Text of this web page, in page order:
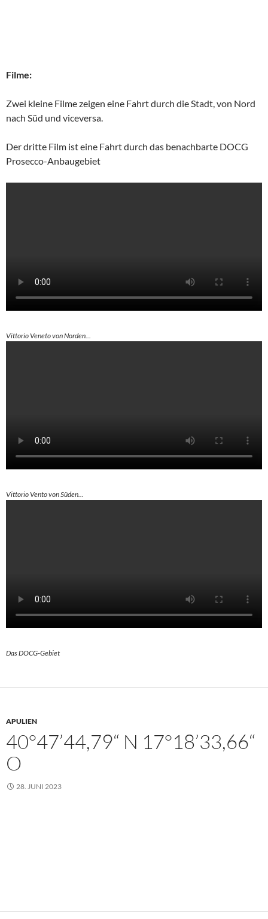
Filme:
Zwei kleine Filme zeigen eine Fahrt durch die Stadt, von Nord
nach Süd und viceversa.
Der dritte Film ist eine Fahrt durch das benachbarte DOCG
Prosecco-Anbaugebiet
Vittorio Veneto von Norden…
Vittorio Vento von Süden…
Das DOCG-Gebiet
APULIEN
40°47’44,79“ N 17°18’33,66“
O
28. JUNI 2023